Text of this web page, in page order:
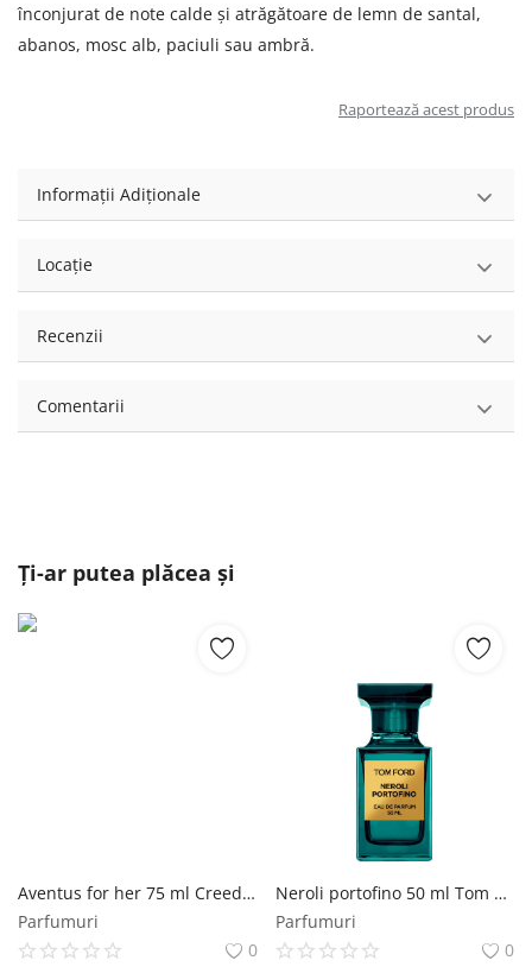
înconjurat de note calde și atrăgătoare de lemn de santal,
abanos, mosc alb, paciuli sau ambră.
Raportează acest produs
Informații Adiționale
Locație
Recenzii
Comentarii
Ți-ar putea plăcea și
Aventus for her 75 ml Creed 1760
Parfumuri
0
Neroli portofino 50 ml Tom Ford
Parfumuri
0